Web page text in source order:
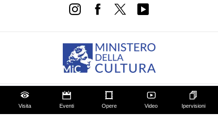
Visita Eventi Opere Video Ipervisioni
Amministrazione trasparente Dichiarazione Accessibilità AGID